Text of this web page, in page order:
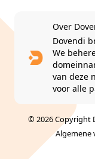
Over
Dovendi
We
van deze
voor alle
© 2026 Copyright
Algemene